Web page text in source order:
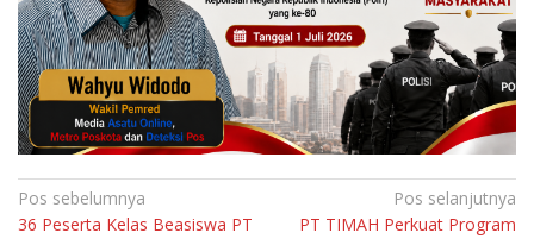
Navigasi
Pos sebelumnya
36 Peserta Kelas Beasiswa PT
Pos selanjutnya
PT TIMAH Perkuat Program